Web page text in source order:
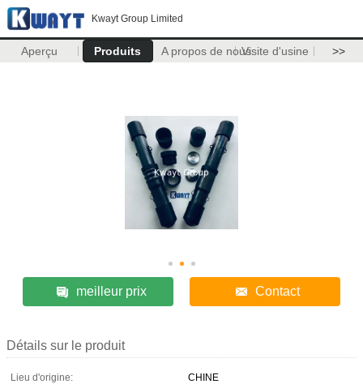
Kwayt Group Limited
Aperçu Produits A propos de nousVisite d'usine >>
meilleur prix Contact
Détails sur le produit
Lieu d'origine:
CHINE